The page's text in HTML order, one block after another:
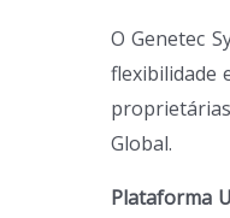
O Genetec
flexibilidade
Global.
Plataforma